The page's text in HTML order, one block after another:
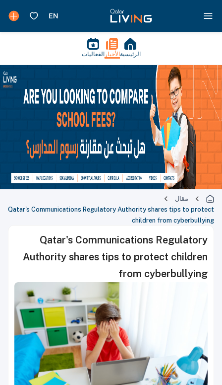
الرئيسية الأخبار الفعاليات
مقال
Qatar's Communications Regulatory Authority shares tips to protect
children from cyberbullying
Qatar's Communications Regulatory
Authority shares tips to protect children
from cyberbullying